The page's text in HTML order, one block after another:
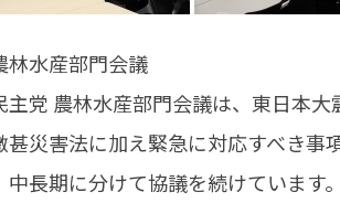
水産部門会議
党 農林水産部門会議は、東日本
甚災害法に加え緊急に対応すべき事
中長期に分けて協議を続けています。